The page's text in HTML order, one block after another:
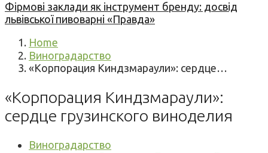
Фірмові заклади як інструмент бренду: досвід
львівської пивоварні «Правда»
Home
Виноградарство
«Корпорация Киндзмараули»: сердце…
«Корпорация Киндзмараули»:
сердце грузинского виноделия
Виноградарство